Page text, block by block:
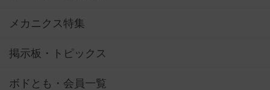
メカニクス特集
掲示板・トピックス
ボドとも・会員一覧